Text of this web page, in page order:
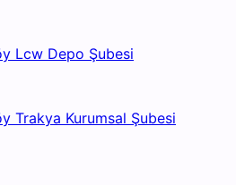
Lcw Depo Şubesi
Trakya Kurumsal Şubesi